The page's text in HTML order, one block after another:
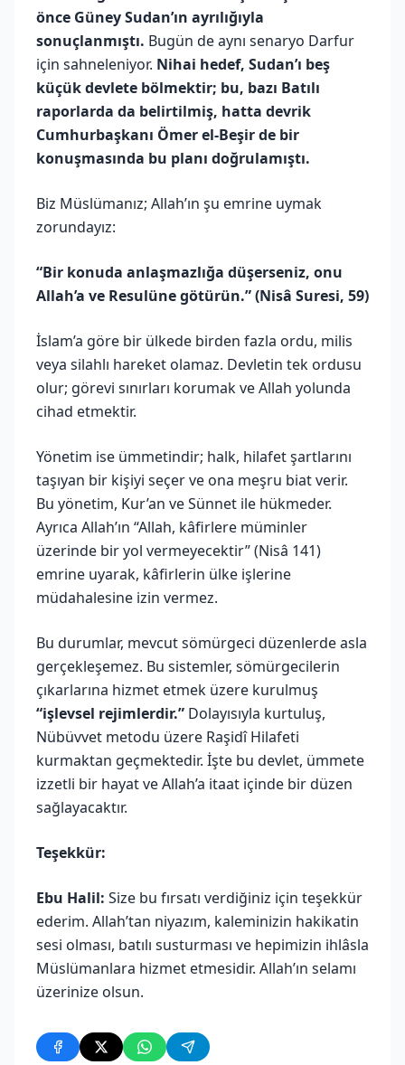
önce Güney Sudan’ın ayrılığıyla
sonuçlanmıştı. Bugün de aynı senaryo Darfur
için sahneleniyor. Nihai hedef, Sudan’ı beş
küçük devlete bölmektir; bu, bazı Batılı
raporlarda da belirtilmiş, hatta devrik
Cumhurbaşkanı Ömer el-Beşir de bir
konuşmasında bu planı doğrulamıştı.
Biz Müslümanız; Allah’ın şu emrine uymak
zorundayız:
“Bir konuda anlaşmazlığa düşerseniz, onu
Allah’a ve Resulüne götürün.” (Nisâ Suresi, 59)
İslam’a göre bir ülkede birden fazla ordu, milis
veya silahlı hareket olamaz. Devletin tek ordusu
olur; görevi sınırları korumak ve Allah yolunda
cihad etmektir.
Yönetim ise ümmetindir; halk, hilafet şartlarını
taşıyan bir kişiyi seçer ve ona meşru biat verir.
Bu yönetim, Kur’an ve Sünnet ile hükmeder.
Ayrıca Allah’ın “Allah, kâfirlere müminler
üzerinde bir yol vermeyecektir” (Nisâ 141)
emrine uyarak, kâfirlerin ülke işlerine
müdahalesine izin vermez.
Bu durumlar, mevcut sömürgeci düzenlerde asla
gerçekleşemez. Bu sistemler, sömürgecilerin
çıkarlarına hizmet etmek üzere kurulmuş
“işlevsel rejimlerdir.” Dolayısıyla kurtuluş,
Nübüvvet metodu üzere Raşidî Hilafeti
kurmaktan geçmektedir. İşte bu devlet, ümmete
izzetli bir hayat ve Allah’a itaat içinde bir düzen
sağlayacaktır.
Teşekkür:
Ebu Halil: Size bu fırsatı verdiğiniz için teşekkür
ederim. Allah’tan niyazım, kaleminizin hakikatin
sesi olması, batılı susturması ve hepimizin ihlâsla
Müslümanlara hizmet etmesidir. Allah’ın selamı
üzerinize olsun.